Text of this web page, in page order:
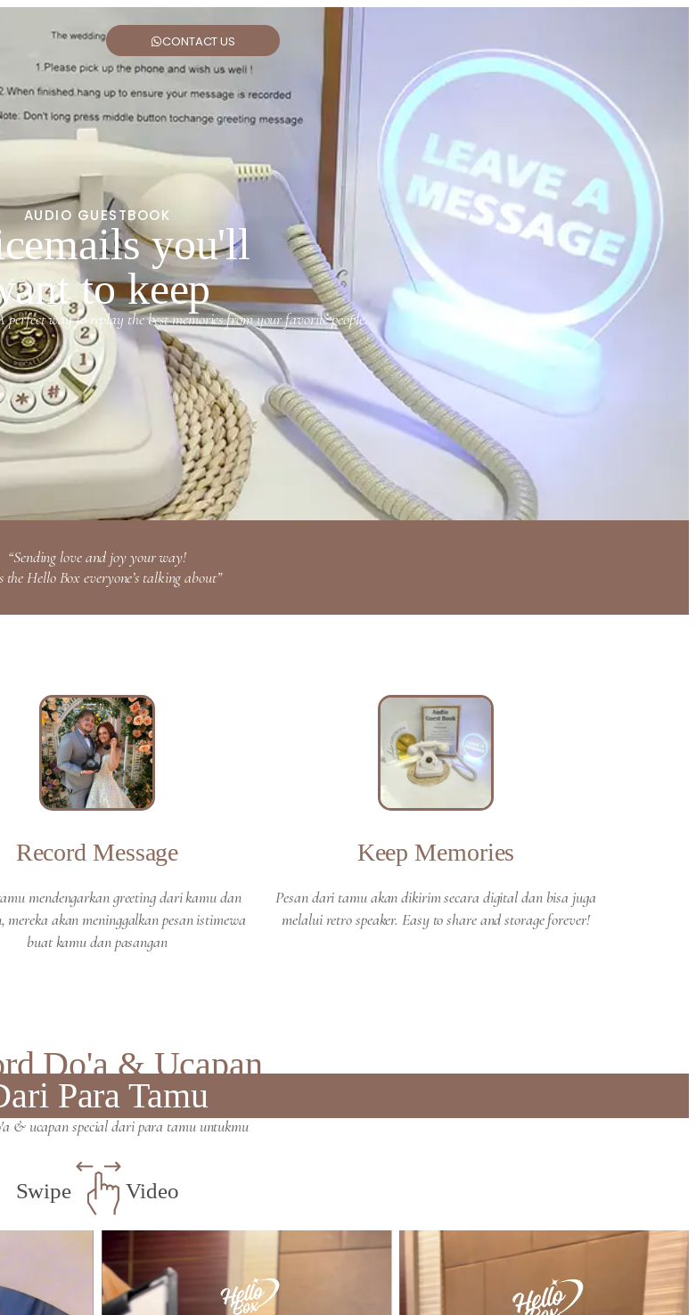
CONTACT US
AUDIO GUESTBOOK
you'll
to keep
perfect way to replay the best memories from your favorite people.
“Sending love and joy your way!
the Hello Box everyone’s talking about”
Record Message
mendengarkan greeting dari kamu dan
mereka akan meninggalkan pesan istimewa
buat kamu dan pasangan
Keep Memories
Pesan dari tamu akan dikirim secara digital dan bisa juga
melalui retro speaker. Easy to share and storage forever!
Do'a & Ucapan
Para Tamu
& ucapan special dari para tamu untukmu
Swipe Video